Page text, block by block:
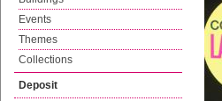
Events
Themes
Collections
Deposit